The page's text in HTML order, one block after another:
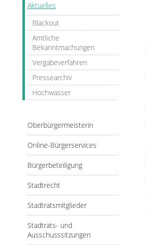
Aktuelles
Blackout
Amtliche
Bekanntmachungen
Vergabeverfahren
Pressearchiv
Hochwasser
Oberbürgermeisterin
Online-Bürgerservices
Bürgerbeteiligung
Stadtrecht
Stadtratsmitglieder
Stadtrats- und
Ausschusssitzungen